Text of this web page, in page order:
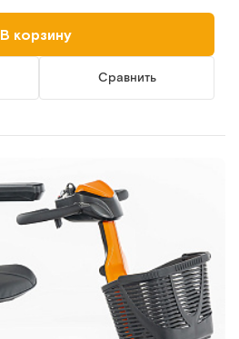
В корзину
Сравнить